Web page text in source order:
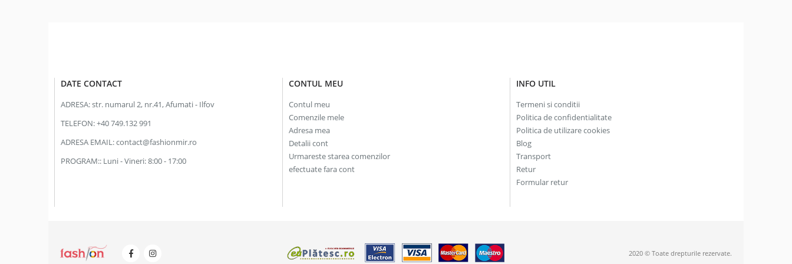
DATE CONTACT
ADRESA:str. numarul 2, nr.41, Afumati - Ilfov
TELEFON:+40 749.132 991
ADRESA EMAIL:contact@fashionmir.ro
PROGRAM:: Luni - Vineri: 8:00 - 17:00
CONTUL MEU
Contul meu
Comenzile mele
Adresa mea
Detalii cont
Urmareste starea comenzilor
efectuate fara cont
INFO UTIL
Termeni si conditii
Politica de confidentialitate
Politica de utilizare cookies
Blog
Transport
Retur
Formular retur
2020 © Toate drepturile rezervate.